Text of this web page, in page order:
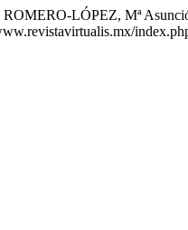
LÓPEZ, Mª